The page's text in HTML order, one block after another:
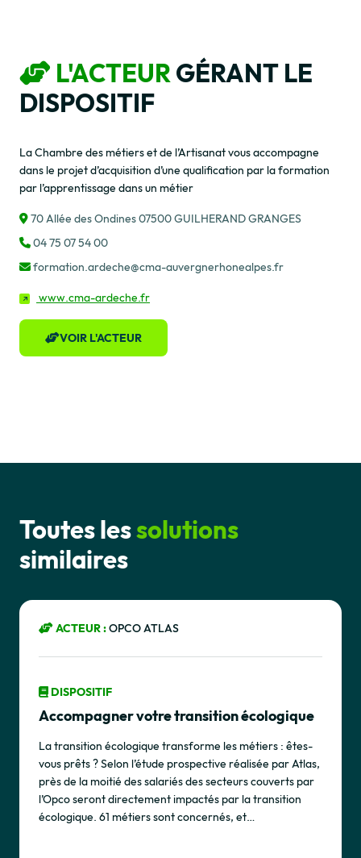
L'ACTEURGÉRANT LE
DISPOSITIF
La Chambre des métiers et de l’Artisanat vous accompagne
dans le projet d’acquisition d’une qualification par la formation
par l’apprentissage dans un métier
70 Allée des Ondines 07500 GUILHERAND GRANGES
04 75 07 54 00
formation.ardeche@cma-auvergnerhonealpes.fr
www.cma-ardeche.fr
VOIR L'ACTEUR
Toutes lessolutions
similaires
ACTEUR :OPCO ATLAS
DISPOSITIF
Accompagner votre transition écologique
La transition écologique transforme les métiers : êtes-
vous prêts ? Selon l’étude prospective réalisée par Atlas,
près de la moitié des salariés des secteurs couverts par
l’Opco seront directement impactés par la transition
écologique. 61 métiers sont concernés, et…